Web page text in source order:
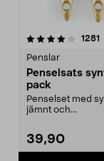
1281
Penslar
Penselsats
pack
Penselset med
jämnt och...
39,90
4.0 av 5